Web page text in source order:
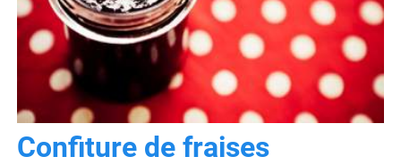
Confiture de fraises